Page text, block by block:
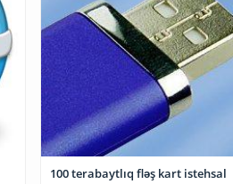
100 terabaytlıq fləş kart istehsal